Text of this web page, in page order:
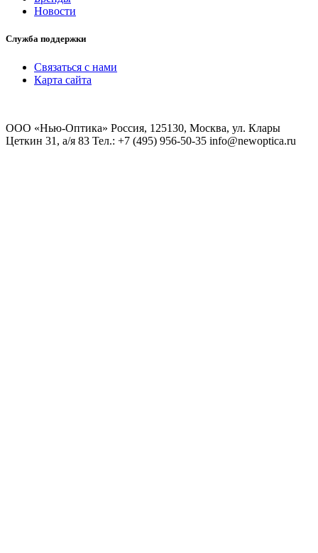
Новости
Служба поддержки
Связаться с нами
Карта сайта
ООО «Нью-Оптика» Россия, 125130, Москва, ул. Клары
Цеткин 31, а/я 83 Тел.: +7 (495) 956-50-35 info@newoptica.ru